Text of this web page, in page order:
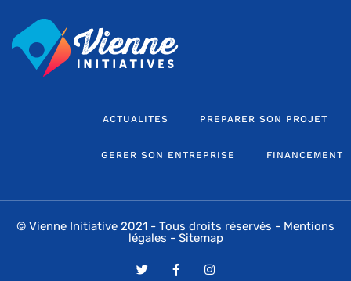
ACTUALITES PREPARER SON PROJET
GERER SON ENTREPRISE FINANCEMENT
© Vienne Initiative 2021 - Tous droits réservés - Mentions
légales - Sitemap